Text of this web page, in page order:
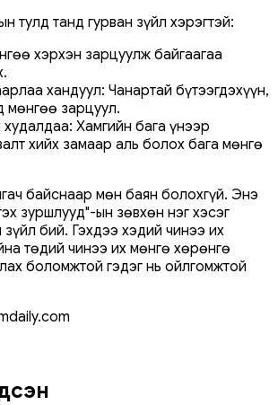
тулд танд гурван зүйл хэрэгтэй:
хэрхэн зарцуулж байгаагаа
хандуул: Чанартай бүтээгдэхүүн,
мөнгөө зарцуул.
Хамгийн бага үнээр
хийх замаар аль болох бага мөнгө
байснаар мөн баян болохгүй. Энэ
зуршлууд"-ын зөвхөн нэг хэсэг
бий. Гэхдээ хэдий чинээ их
төдий чинээ их мөнгө хөрөнгө
боломжтой гэдэг нь ойлгомжтой